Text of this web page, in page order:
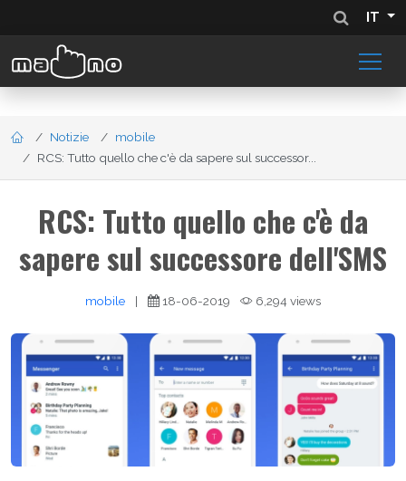
IT
Notizie
mobile
RCS: Tutto quello che c'è da sapere sul successor...
RCS: Tutto quello che c'è da
sapere sul successore dell'SMS
mobile | 18-06-2019 6,294 views